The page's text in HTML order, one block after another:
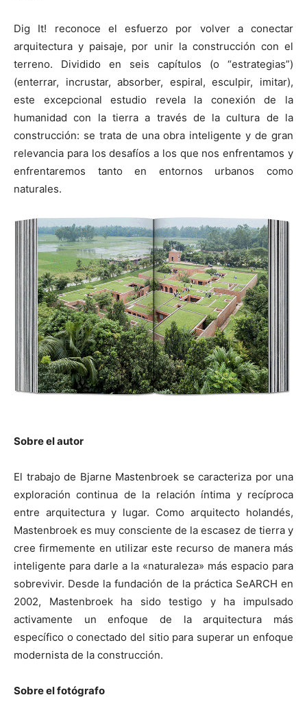
Dig It! reconoce el esfuerzo por volver a conectar
arquitectura y paisaje, por unir la construcción con el
terreno. Dividido en seis capítulos (o “estrategias”)
(enterrar, incrustar, absorber, espiral, esculpir, imitar),
este excepcional estudio revela la conexión de la
humanidad con la tierra a través de la cultura de la
construcción: se trata de una obra inteligente y de gran
relevancia para los desafíos a los que nos enfrentamos y
enfrentaremos tanto en entornos urbanos como
naturales.
Sobre el autor
El trabajo de Bjarne Mastenbroek se caracteriza por una
exploración continua de la relación íntima y recíproca
entre arquitectura y lugar. Como arquitecto holandés,
Mastenbroek es muy consciente de la escasez de tierra y
cree firmemente en utilizar este recurso de manera más
inteligente para darle a la «naturaleza» más espacio para
sobrevivir. Desde la fundación de la práctica SeARCH en
2002, Mastenbroek ha sido testigo y ha impulsado
activamente un enfoque de la arquitectura más
específico o conectado del sitio para superar un enfoque
modernista de la construcción.
Sobre el fotógrafo